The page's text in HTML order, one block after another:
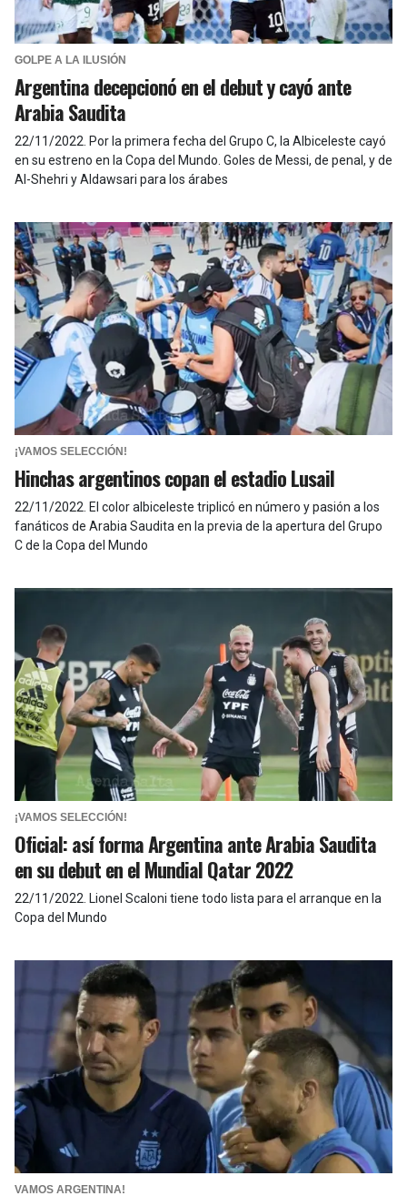
GOLPE A LA ILUSIÓN
Argentina decepcionó en el debut y cayó ante
Arabia Saudita
22/11/2022 Por la primera fecha del Grupo C, la Albiceleste cayó
en su estreno en la Copa del Mundo. Goles de Messi, de penal, y de
Al-Shehri y Aldawsari para los árabes
¡VAMOS SELECCIÓN!
Hinchas argentinos copan el estadio Lusail
22/11/2022 El color albiceleste triplicó en número y pasión a los
fanáticos de Arabia Saudita en la previa de la apertura del Grupo
C de la Copa del Mundo
¡VAMOS SELECCIÓN!
Oficial: así forma Argentina ante Arabia Saudita
en su debut en el Mundial Qatar 2022
22/11/2022 Lionel Scaloni tiene todo lista para el arranque en la
Copa del Mundo
VAMOS ARGENTINA!